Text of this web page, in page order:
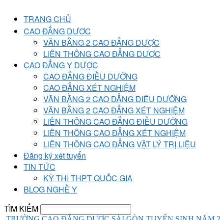
TRANG CHỦ
CAO ĐẲNG DƯỢC
VĂN BẰNG 2 CAO ĐẲNG DƯỢC
LIÊN THÔNG CAO ĐẲNG DƯỢC
CAO ĐẲNG Y DƯỢC
CAO ĐẲNG ĐIỀU DƯỠNG
CAO ĐẲNG XÉT NGHIỆM
VĂN BẰNG 2 CAO ĐẲNG ĐIỀU DƯỠNG
VĂN BẰNG 2 CAO ĐẲNG XÉT NGHIỆM
LIÊN THÔNG CAO ĐẲNG ĐIỀU DƯỠNG
LIÊN THÔNG CAO ĐẲNG XÉT NGHIỆM
LIÊN THÔNG CAO ĐẲNG VẬT LÝ TRỊ LIỆU
Đăng ký xét tuyển
TIN TỨC
KỲ THI THPT QUỐC GIA
BLOG NGHỀ Y
TÌM KIẾM